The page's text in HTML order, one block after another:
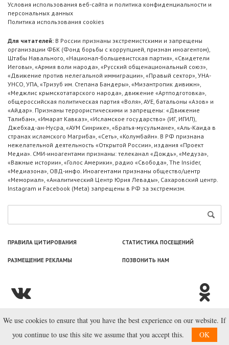
Условия использования веб-сайта и политика конфиденциальности и
персональных данных
Политика использования cookies
Для читателей: В России признаны экстремистскими и запрещены
организации ФБК (Фонд борьбы с коррупцией, признан иноагентом),
Штабы Навального, «Национал-большевистская партия», «Свидетели
Иеговы», «Армия воли народа», «Русский общенациональный союз»,
«Движение против нелегальной иммиграции», «Правый сектор», УНА-
УНСО, УПА, «Тризуб им. Степана Бандеры», «Мизантропик дивижн»,
«Меджлис крымскотатарского народа», движение «Артподготовка»,
общероссийская политическая партия «Воля», АУЕ, батальоны «Азов» и
«Айдар». Признаны террористическими и запрещены: «Движение
Талибан», «Имарат Кавказ», «Исламское государство» (ИГ, ИГИЛ),
Джебхад-ан-Нусра, «АУМ Синрике», «Братья-мусульмане», «Аль-Каида в
странах исламского Магриба», «Сеть», «Колумбайн». В РФ признана
нежелательной деятельность «Открытой России», издания «Проект
Медиа». СМИ-иноагентами признаны: телеканал «Дождь», «Медуза»,
«Важные истории», «Голос Америки», радио «Свобода», The Insider,
«Медиазона», ОВД-инфо. Иноагентами признаны общество/центр
«Мемориал», «Аналитический Центр Юрия Левады», Сахаровский центр.
Instagram и Facebook (Metа) запрещены в РФ за экстремизм.
ПРАВИЛА ЦИТИРОВАНИЯ СТАТИСТИКА ПОСЕЩЕНИЙ
РАЗМЕЩЕНИЕ РЕКЛАМЫ ПОЗВОНИТЬ НАМ
© ООО «Лаборатория Новоcтей», 2003—2026.
We use cookies to ensure that you have the best experience on our website. If
you continue to use this site we assume that you accept this.
OK